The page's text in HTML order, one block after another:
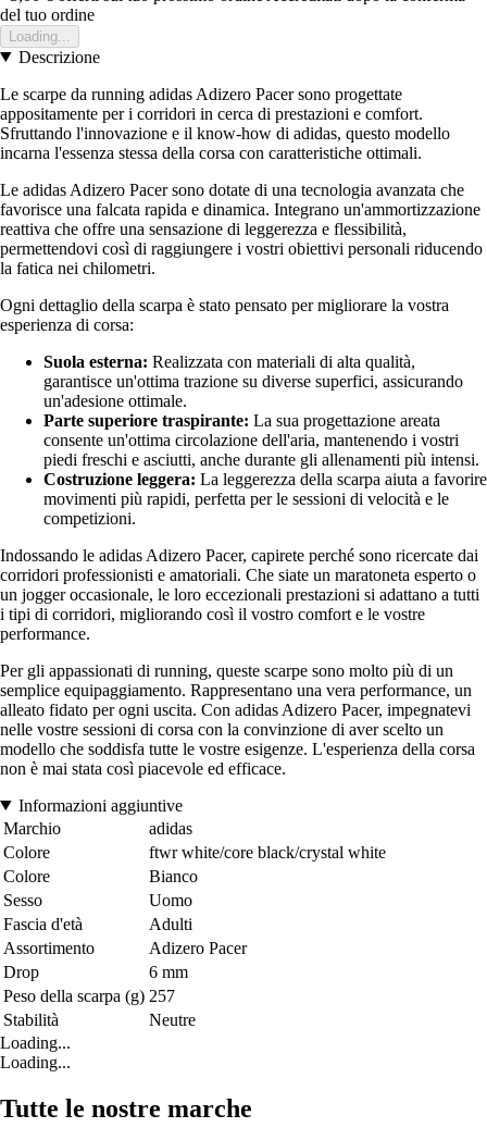
del tuo ordine
Loading...
Descrizione
Le scarpe da running adidas Adizero Pacer sono progettate
appositamente per i corridori in cerca di prestazioni e comfort.
Sfruttando l'innovazione e il know-how di adidas, questo modello
incarna l'essenza stessa della corsa con caratteristiche ottimali.
Le adidas Adizero Pacer sono dotate di una tecnologia avanzata che
favorisce una falcata rapida e dinamica. Integrano un'ammortizzazione
reattiva che offre una sensazione di leggerezza e flessibilità,
permettendovi così di raggiungere i vostri obiettivi personali riducendo
la fatica nei chilometri.
Ogni dettaglio della scarpa è stato pensato per migliorare la vostra
esperienza di corsa:
Suola esterna: Realizzata con materiali di alta qualità,
garantisce un'ottima trazione su diverse superfici, assicurando
un'adesione ottimale.
Parte superiore traspirante: La sua progettazione areata
consente un'ottima circolazione dell'aria, mantenendo i vostri
piedi freschi e asciutti, anche durante gli allenamenti più intensi.
Costruzione leggera: La leggerezza della scarpa aiuta a favorire
movimenti più rapidi, perfetta per le sessioni di velocità e le
competizioni.
Indossando le adidas Adizero Pacer, capirete perché sono ricercate dai
corridori professionisti e amatoriali. Che siate un maratoneta esperto o
un jogger occasionale, le loro eccezionali prestazioni si adattano a tutti
i tipi di corridori, migliorando così il vostro comfort e le vostre
performance.
Per gli appassionati di running, queste scarpe sono molto più di un
semplice equipaggiamento. Rappresentano una vera performance, un
alleato fidato per ogni uscita. Con adidas Adizero Pacer, impegnatevi
nelle vostre sessioni di corsa con la convinzione di aver scelto un
modello che soddisfa tutte le vostre esigenze. L'esperienza della corsa
non è mai stata così piacevole ed efficace.
Informazioni aggiuntive
Marchio
adidas
Colore
ftwr white/core black/crystal white
Colore
Bianco
Sesso
Uomo
Fascia d'età
Adulti
Assortimento
Adizero Pacer
Drop
6 mm
Peso della scarpa (g) 257
Stabilità
Neutre
Loading...
Loading...
Tutte le nostre marche